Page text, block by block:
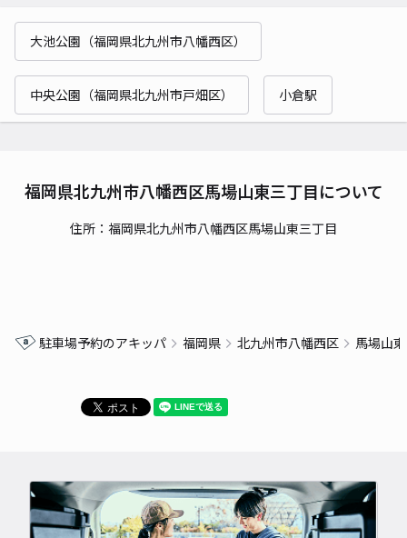
大池公園（福岡県北九州市八幡西区）
中央公園（福岡県北九州市戸畑区） 小倉駅
福岡県北九州市八幡西区馬場山東三丁目について
住所：福岡県北九州市八幡西区馬場山東三丁目
駐車場予約のアキッパ 福岡県 北九州市八幡西区 馬場山東